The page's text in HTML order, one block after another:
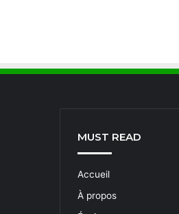
MUST READ
Accueil
À propos